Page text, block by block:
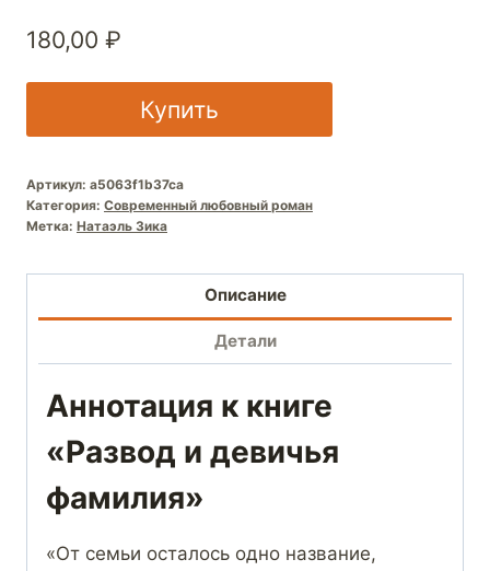
180,00 ₽
Купить
Артикул: a5063f1b37ca
Категория: Современный любовный роман
Метка: Натаэль Зика
Описание
Детали
Аннотация к книге
«Развод и девичья
фамилия»
«От семьи осталось одно название,